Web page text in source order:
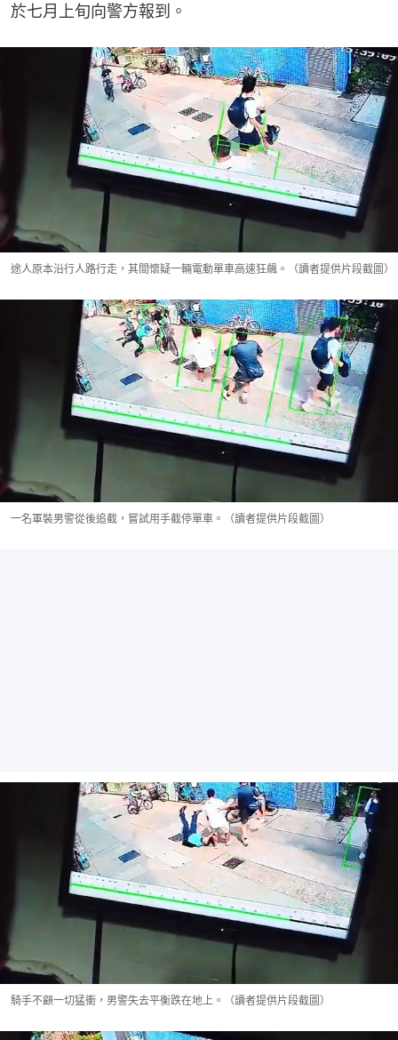
於七月上旬向警方報到。
途人原本沿行人路行走，其間懷疑一輛電動單車高速狂飆。（讀者提供片段截圖）
一名軍裝男警從後追截，嘗試用手截停單車。（讀者提供片段截圖）
騎手不顧一切猛衝，男警失去平衡跌在地上。（讀者提供片段截圖）